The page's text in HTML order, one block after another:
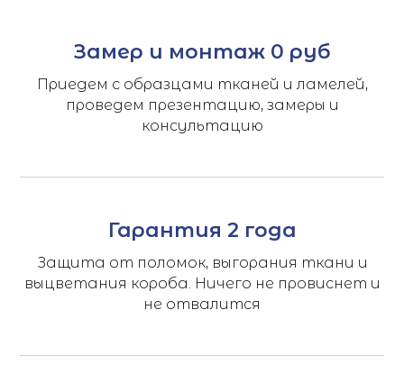
Замер и монтаж 0 руб
Приедем с образцами тканей и ламелей,
проведем презентацию, замеры и
консультацию
Гарантия 2 года
Защита от поломок, выгорания ткани и
выцветания короба. Ничего не провиснет и
не отвалится